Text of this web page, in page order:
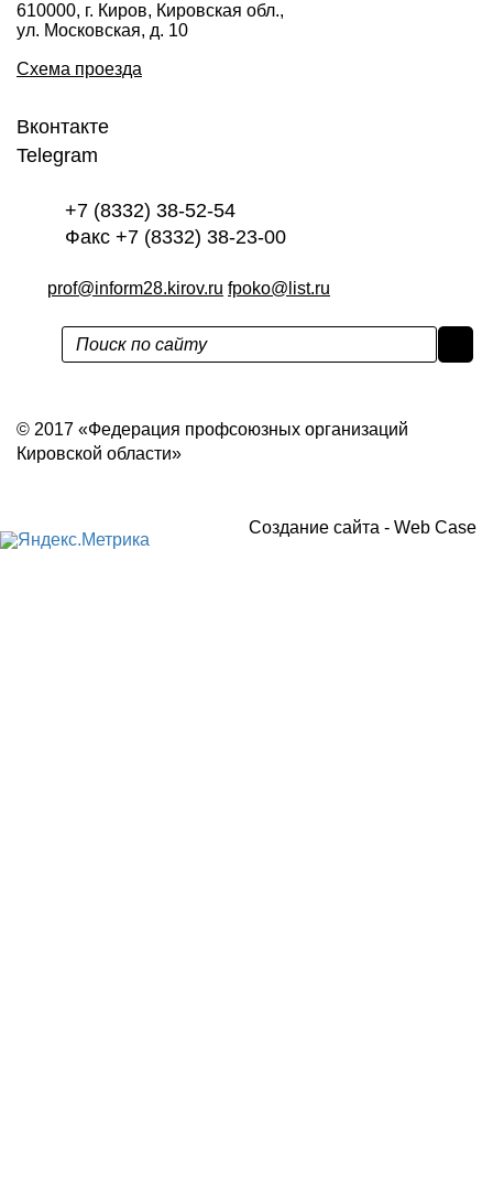
610000, г. Киров, Кировская обл.,
ул. Московская, д. 10
Схема проезда
Вконтакте
Telegram
+7 (8332) 38-52-54
Факс +7 (8332) 38-23-00
prof@inform28.kirov.ru fpoko@list.ru
© 2017 «Федерация профсоюзных организаций
Кировской области»
Создание сайта - Web Case